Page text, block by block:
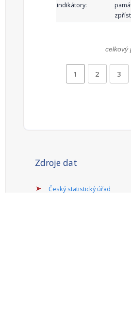
indikátory:
celkový
1 2 3
Zdroje dat
Český statistický úřad